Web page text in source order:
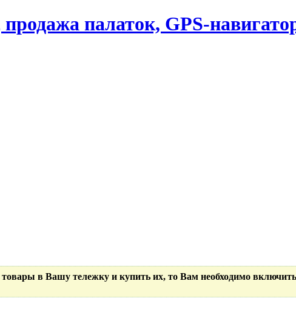
палаток, GPS-
в Вашу тележку и купить их, то Вам необходимо